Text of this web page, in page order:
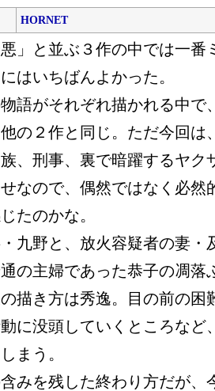
HORNET
」と並ぶ３作の中では一番
はいちばんよかった。
語がそれぞれ描かれる中で
の２作と同じ。ただ今回は
、刑事、裏で暗躍するヤク
なので、偶然ではなく必然
たのかな。
九野と、放火容疑者の妻・
の主婦であった恭子の凋落
描き方は秀逸。目の前の困
に没頭していくところなど
まう。
みを残した終わり方だが、